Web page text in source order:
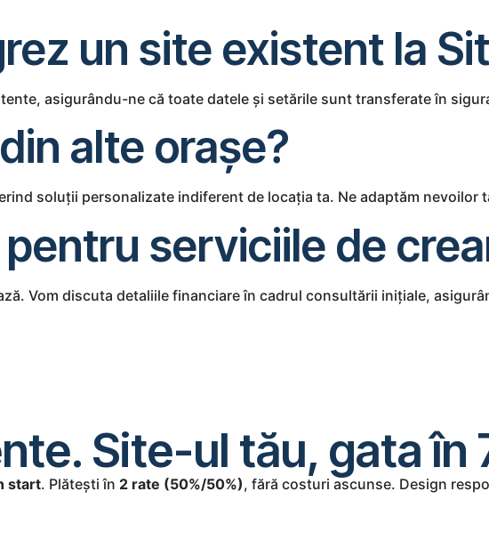
un site existent la
asigurându-ne că toate datele și setările sunt transferate în
alte orașe?
soluții personalizate indiferent de locația ta. Ne adaptăm nevoilor
serviciile de
Vom discuta detaliile financiare în cadrul consultării inițiale,
Site-ul tău, gata în
start. Plătești în 2 rate (50%/50%), fără costuri ascunse. Design